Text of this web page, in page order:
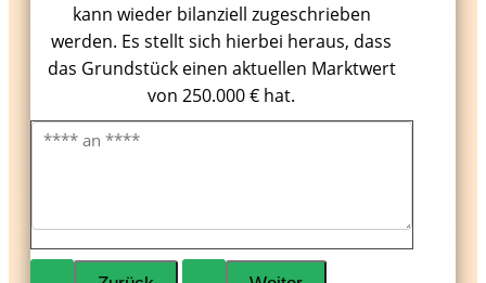
kann wieder bilanziell zugeschrieben
werden. Es stellt sich hierbei heraus, dass
das Grundstück einen aktuellen Marktwert
von 250.000 € hat.